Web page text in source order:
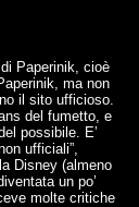
Paperinik, cioè
ma non
il sito ufficioso.
del fumetto, e
possibile. E’
ufficiali”,
Disney (almeno
un po’
molte critiche